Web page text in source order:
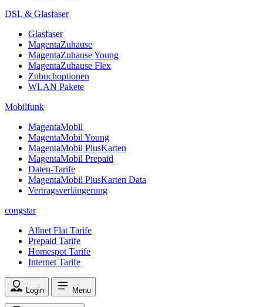
DSL & Glasfaser
Glasfaser
MagentaZuhause
MagentaZuhause Young
MagentaZuhause Flex
Zubuchoptionen
WLAN Pakete
Mobilfunk
MagentaMobil
MagentaMobil Young
MagentaMobil PlusKarten
MagentaMobil Prepaid
Daten-Tarife
MagentaMobil PlusKarten Data
Vertragsverlängerung
congstar
Allnet Flat Tarife
Prepaid Tarife
Homespot Tarife
Internet Tarife
Login Menu